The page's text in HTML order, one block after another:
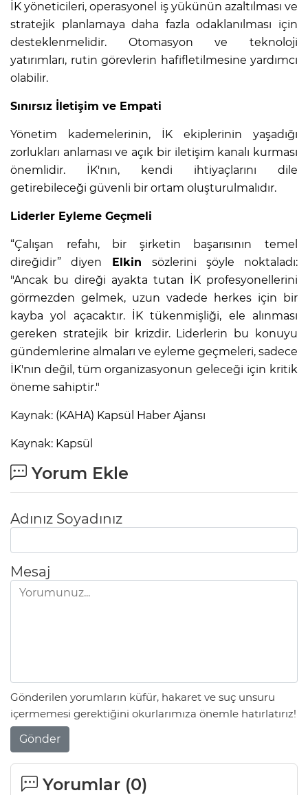
İK yöneticileri, operasyonel iş yükünün azaltılması ve
stratejik planlamaya daha fazla odaklanılması için
desteklenmelidir. Otomasyon ve teknoloji
yatırımları, rutin görevlerin hafifletilmesine yardımcı
olabilir.
Sınırsız İletişim ve Empati
Yönetim kademelerinin, İK ekiplerinin yaşadığı
zorlukları anlaması ve açık bir iletişim kanalı kurması
önemlidir. İK'nın, kendi ihtiyaçlarını dile
getirebileceği güvenli bir ortam oluşturulmalıdır.
Liderler Eyleme Geçmeli
“Çalışan refahı, bir şirketin başarısının temel
direğidir” diyen Elkin sözlerini şöyle noktaladı:
"Ancak bu direği ayakta tutan İK profesyonellerini
görmezden gelmek, uzun vadede herkes için bir
kayba yol açacaktır. İK tükenmişliği, ele alınması
gereken stratejik bir krizdir. Liderlerin bu konuyu
gündemlerine almaları ve eyleme geçmeleri, sadece
İK'nın değil, tüm organizasyonun geleceği için kritik
öneme sahiptir."
Kaynak: (KAHA) Kapsül Haber Ajansı
Kaynak: Kapsül
Yorum Ekle
Adınız Soyadınız
Mesaj
Gönderilen yorumların küfür, hakaret ve suç unsuru
içermemesi gerektiğini okurlarımıza önemle hatırlatırız!
Gönder
Yorumlar (0)